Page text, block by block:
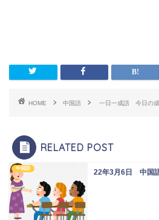
HOME 中国語 一日一成語 今日の
RELATED POST
中国語 22年3月6日 中国